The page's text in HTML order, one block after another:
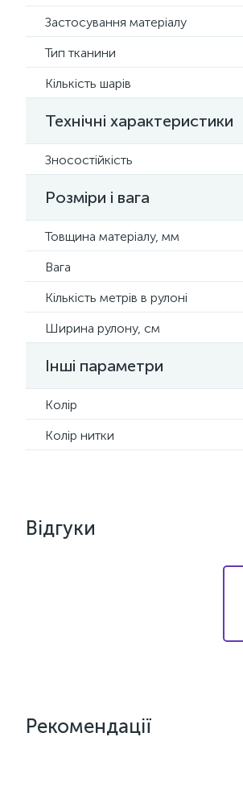
Застосування матеріалу
Тип тканини
Кількість шарів
Технічні характеристики
Зносостійкість
Розміри і вага
Товщина матеріалу, мм
Вага
Кількість метрів в рулоні
Ширина рулону, см
Інші параметри
Колір
Колір нитки
Відгуки
Рекомендації